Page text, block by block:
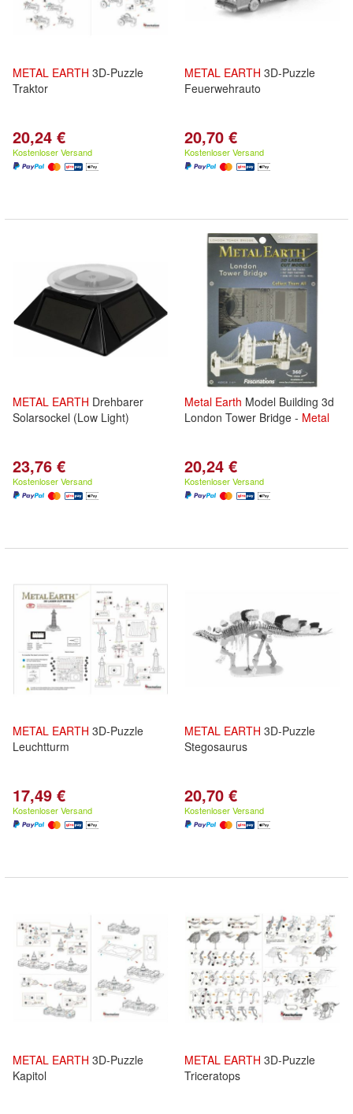
METAL EARTH 3D-Puzzle
Traktor
20,24 €
Kostenloser Versand
METAL EARTH 3D-Puzzle
Feuerwehrauto
20,70 €
Kostenloser Versand
METAL EARTH Drehbarer
Solarsockel (Low Light)
23,76 €
Kostenloser Versand
Metal Earth Model Building 3d
London Tower Bridge - Metal
20,24 €
Kostenloser Versand
METAL EARTH 3D-Puzzle
Leuchtturm
17,49 €
Kostenloser Versand
METAL EARTH 3D-Puzzle
Stegosaurus
20,70 €
Kostenloser Versand
METAL EARTH 3D-Puzzle
Kapitol
METAL EARTH 3D-Puzzle
Triceratops